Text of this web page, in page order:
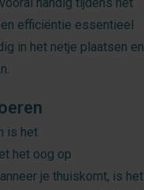
efficiëntie essentieel
in het netje plaatsen en
is het
het oog op
je thuiskomt, is het